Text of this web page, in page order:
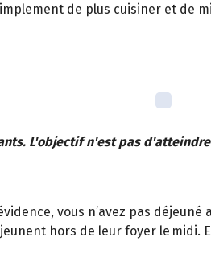
de plus cuisiner et de
L'objectif n'est pas
vous n’avez pas
hors de leur foyer le midi.